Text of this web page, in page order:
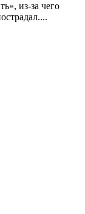
из-за чего